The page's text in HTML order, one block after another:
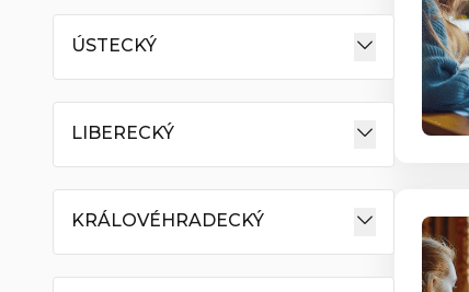
ÚSTECKÝ
LIBERECKÝ
KRÁLOVÉHRADECKÝ